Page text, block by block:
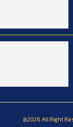
@2026.All Right